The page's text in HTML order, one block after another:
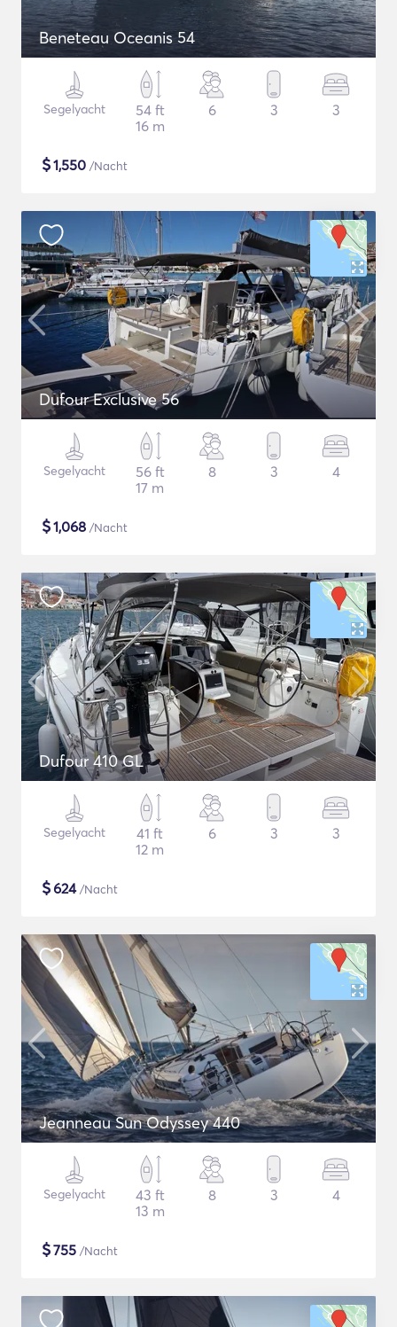
Beneteau Oceanis 54
Segelyacht
54 ft
16 m
6 3 3
$1,550 /Nacht
Dufour Exclusive 56
Segelyacht
56 ft
17 m
8 3 4
$1,068 /Nacht
Dufour 410 GL
Segelyacht
41 ft
12 m
6 3 3
$624/Nacht
Jeanneau Sun Odyssey 440
Segelyacht
43 ft
13 m
8 3 4
$755 /Nacht